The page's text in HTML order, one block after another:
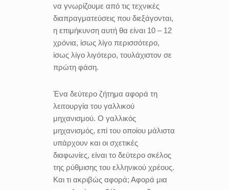
να γνωρίζουμε από τις τεχνικές
διαπραγματεύσεις που διεξάγονται,
η επιμήκυνση αυτή θα είναι 10 – 12
χρόνια, ίσως λίγο περισσότερο,
ίσως λίγο λιγότερο, τουλάχιστον σε
πρώτη φάση.
Ένα δεύτερο ζήτημα αφορά τη
λειτουργία του γαλλικού
μηχανισμού. Ο γαλλικός
μηχανισμός, επί του οποίου μάλιστα
υπάρχουν και οι σχετικές
διαφωνίες, είναι το δεύτερο σκέλος
της ρύθμισης του ελληνικού χρέους.
Και τι ακριβώς αφορά; Αφορά μια